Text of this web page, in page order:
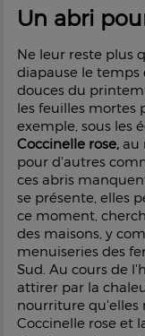
Un abri
Ne leur reste plus
diapause le temps
douces du
les feuilles mortes
exemple, sous les
Coccinelle rose,au
pour d'autres
ces abris
se présente, elles
ce moment,
des maisons, y
menuiseries des
Sud. Au cours de
attirer par la
nourriture qu'elles
Coccinelle rose et